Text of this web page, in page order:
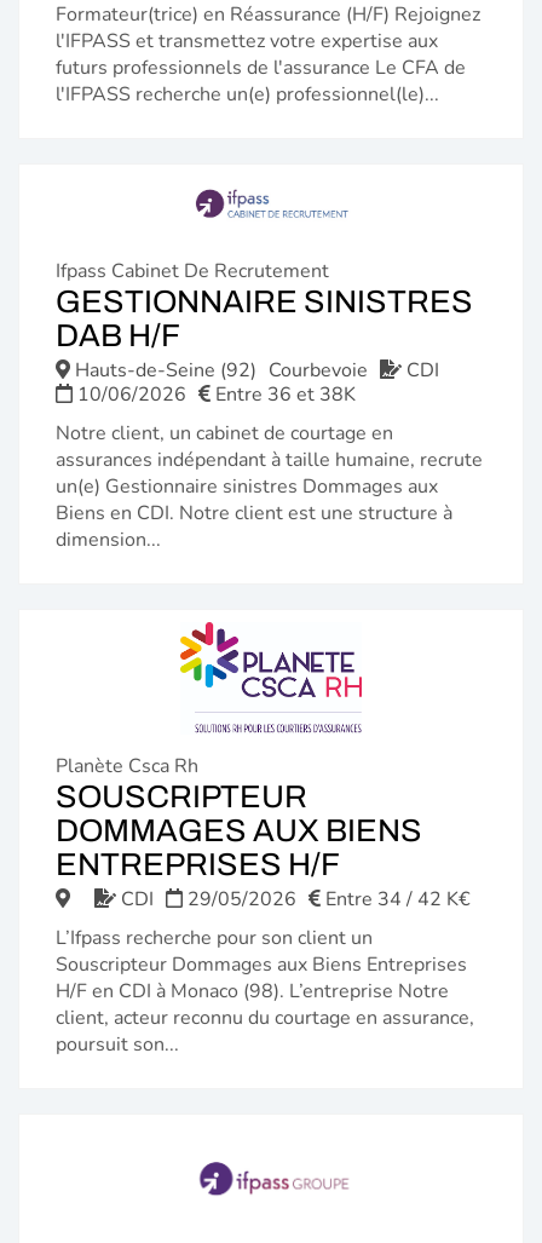
Formateur(trice) en Réassurance (H/F) Rejoignez
l'IFPASS et transmettez votre expertise aux
futurs professionnels de l'assurance Le CFA de
l'IFPASS recherche un(e) professionnel(le)...
Ifpass Cabinet De Recrutement
GESTIONNAIRE SINISTRES
DAB H/F
FENÊTRE)
Hauts-de-Seine (92) Courbevoie
CDI
10/06/2026
Entre 36 et 38K
Notre client, un cabinet de courtage en
assurances indépendant à taille humaine, recrute
un(e) Gestionnaire sinistres Dommages aux
Biens en CDI. Notre client est une structure à
dimension...
Planète Csca Rh
SOUSCRIPTEUR
DOMMAGES AUX BIENS
ENTREPRISES H/F
FENÊTRE)
CDI 29/05/2026
Entre 34 / 42 K€
L’Ifpass recherche pour son client un
Souscripteur Dommages aux Biens Entreprises
H/F en CDI à Monaco (98). L’entreprise Notre
client, acteur reconnu du courtage en assurance,
poursuit son...